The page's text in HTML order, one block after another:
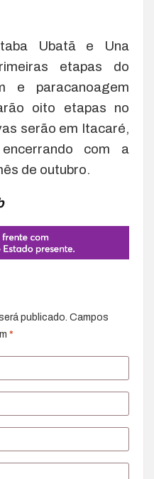
Ubatã e Una
etapas do
e paracanoagem
oito etapas no
serão em Itacaré,
com a
de outubro.
publicado. Campos
*